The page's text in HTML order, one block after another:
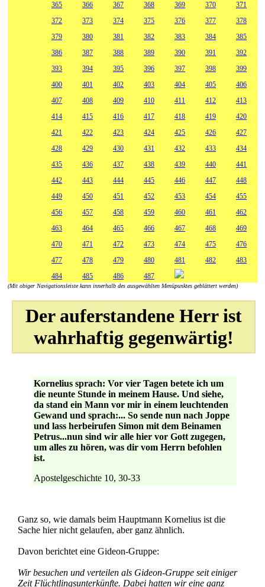
365
366 367 368 369 370
371
372
373 374 375 376 377
378
379
380 381 382 383 384
385
386
387 388 389 390 391
392
393
394 395 396 397 398
399
400
401 402 403 404 405
406
407
408 409 410 411 412
413
414
415 416 417 418 419
420
421
422 423 424 425 426
427
428
429 430 431 432 433
434
435
436 437 438 439 440
441
442
443 444 445 446 447
448
449
450 451 452 453 454
455
456
457 458 459 460 461
462
463
464 465 466 467 468
469
470
471 472 473 474 475
476
477
478 479 480 481 482
483
484
485 486 487
(Mit obiger Navigationsleiste kann innerhalb des ausgewählten Menüpunktes geblättert werden)
Der auferstandene Herr ist
wahrhaftig gegenwärtig!
Kornelius sprach: Vor vier Tagen betete ich um
die neunte Stunde in meinem Hause. Und siehe,
da stand ein Mann vor mir in einem leuchtenden
Gewand und sprach:... So sende nun nach Joppe
und lass herbeirufen Simon mit dem Beinamen
Petrus...nun sind wir alle hier vor Gott zugegen,
um alles zu hören, was dir vom Herrn befohlen
ist.
Apostelgeschichte 10, 30-33
Ganz so, wie damals beim Hauptmann Kornelius ist die
Sache hier nicht gelaufen, aber ganz ähnlich.
Davon berichtet eine Gideon-Gruppe:
Wir besuchen und verteilen als Gideon-Gruppe seit einiger
Zeit Flüchtlingsunterkünfte. Dabei hatten wir eine ganz